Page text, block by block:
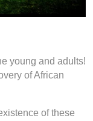
young and adults!
of African
of these